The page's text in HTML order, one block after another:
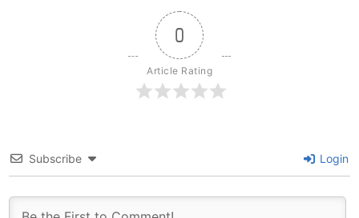
0
Article Rating
Subscribe Login